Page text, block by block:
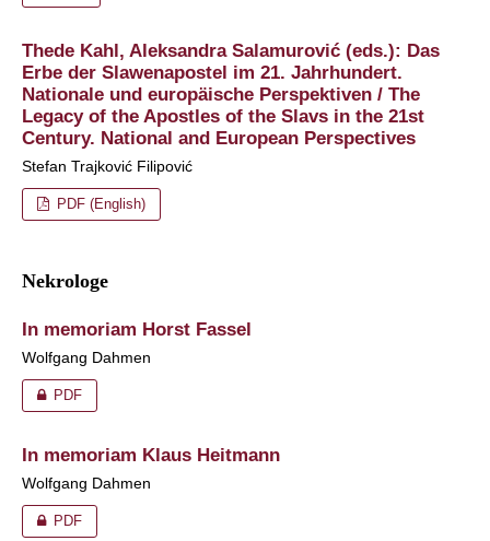
Thede Kahl, Aleksandra Salamurović (eds.): Das
Erbe der Slawenapostel im 21. Jahrhundert.
Nationale und europäische Perspektiven / The
Legacy of the Apostles of the Slavs in the 21st
Century. National and European Perspectives
Stefan Trajković Filipović
PDF (English)
Nekrologe
In memoriam Horst Fassel
Wolfgang Dahmen
PDF
In memoriam Klaus Heitmann
Wolfgang Dahmen
PDF